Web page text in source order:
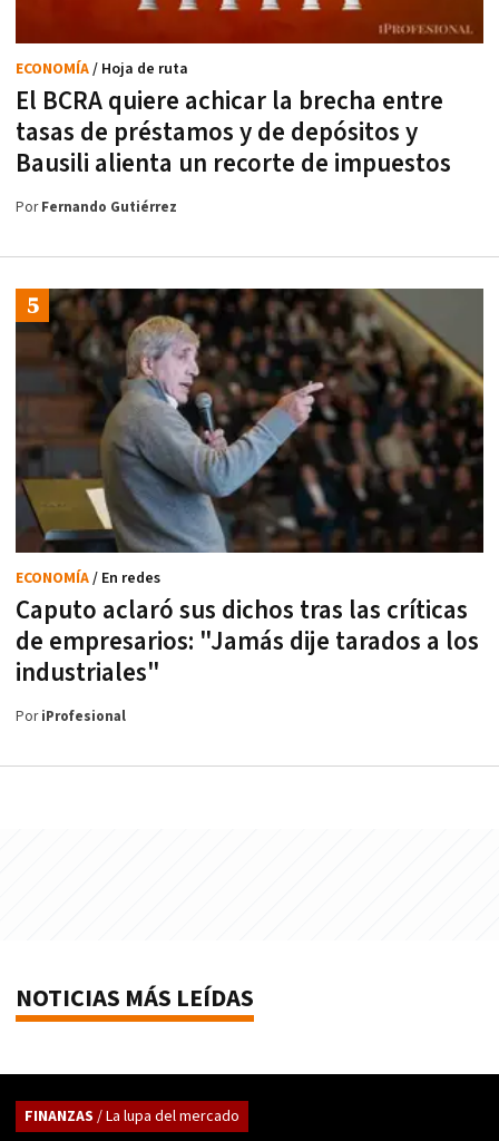
El BCRA quiere achicar la brecha entre
tasas de préstamos y de depósitos y
Bausili alienta un recorte de impuestos
ECONOMÍA/ Hoja de ruta
PorFernando Gutiérrez
Caputo aclaró sus dichos tras las críticas
de empresarios: "Jamás dije tarados a los
industriales"
ECONOMÍA/ En redes
PoriProfesional
NOTICIAS MÁS LEÍDAS
FINANZAS / La lupa del mercado